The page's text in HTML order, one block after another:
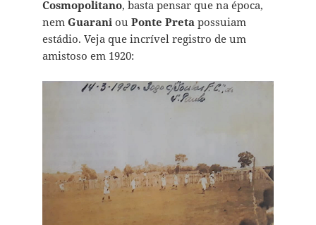
Cosmopolitano, basta pensar que na época,
nem Guaraniou Ponte Preta possuiam
estádio. Veja que incrível registro de um
amistoso em 1920: